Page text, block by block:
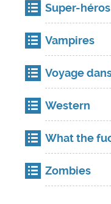
Super-héros
Vampires
Voyage
Western
What the
Zombies